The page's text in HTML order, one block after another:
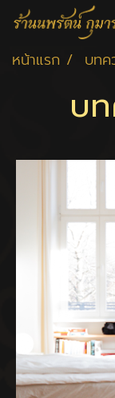
หน้าแรก บท
บ